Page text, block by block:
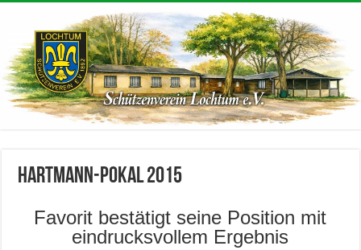
Hartmann-Pokal 2015
Favorit bestätigt seine Position mit
eindrucksvollem Ergebnis